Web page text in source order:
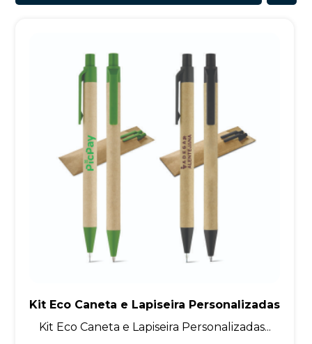
Kit Eco Caneta e Lapiseira Personalizadas
Kit Eco Caneta e Lapiseira Personalizadas...